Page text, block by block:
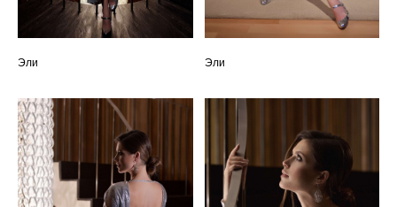
Эли Эли